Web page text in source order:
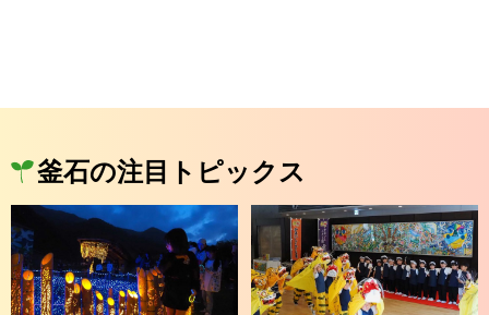
釜石の注目トピックス